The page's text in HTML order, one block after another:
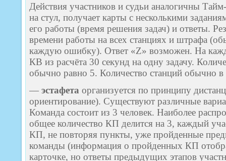
Действия участников и судьи аналогичны
на стул, получает карты с несколькими
его работы (время решения задач) и ответы.
времени работы на всех станциях и штрафа
каждую ошибку). Ответ «Z» возможен. На
КВ из расчёта 30 секунд на одну задачу.
обычно равно 5. Количество станций обычно в
— эстафета организуется по принципу
ориентирование). Существуют различные
Команда состоит из 3 человек. Наиболее
общее количество КП делится на 3, каждый
КП, не повторяя пункты, уже пройденные
команды (информация о пройденных КП
карточке, но ответы предыдущих этапов